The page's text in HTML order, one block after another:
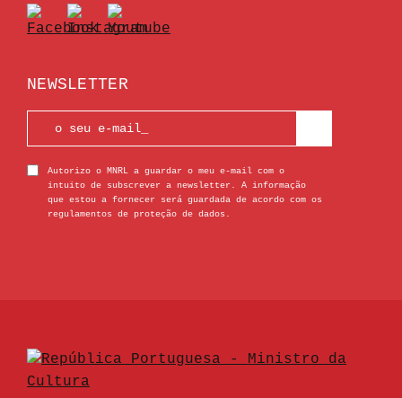
NEWSLETTER
Autorizo o MNRL a guardar o meu e-mail com o
intuito de subscrever a newsletter. A informação
que estou a fornecer será guardada de acordo com os
regulamentos de proteção de dados.